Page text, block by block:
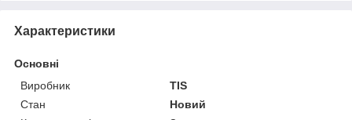
Характеристики
Основні
Виробник
TIS
Стан
Новий